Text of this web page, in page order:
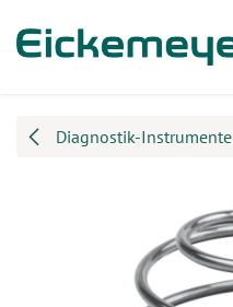
Diagnostik-Instrumente